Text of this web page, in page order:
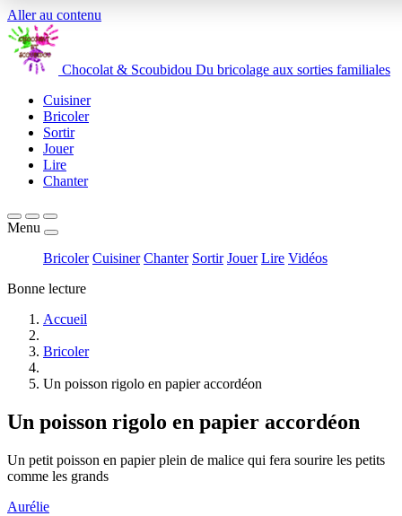
Aller au contenu
Chocolat & Scoubidou Du bricolage aux sorties familiales
Cuisiner
Bricoler
Sortir
Jouer
Lire
Chanter
Menu
Bricoler Cuisiner Chanter Sortir Jouer Lire Vidéos
Bonne lecture
Accueil
Bricoler
Un poisson rigolo en papier accordéon
Un poisson rigolo en papier accordéon
Un petit poisson en papier plein de malice qui fera sourire les petits
comme les grands
Aurélie